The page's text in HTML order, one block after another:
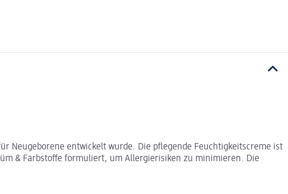
Neugeborene entwickelt wurde. Die pflegende Feuchtigkeitscreme ist
& Farbstoffe formuliert, um Allergierisiken zu minimieren. Die